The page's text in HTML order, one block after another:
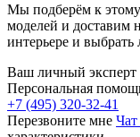
Мы подберём к
моделей и доставим
интерьере и
Ваш личный эксперт
Персональная
+7 (495) 320-32-41
Перезвоните мне Чат